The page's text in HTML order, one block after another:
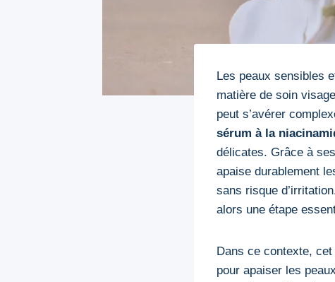
Les peaux sensibles
matière de soin
peut s’avérer
sérum à la
délicates. Grâce à
apaise durablement
sans risque
alors une étape
Dans ce contexte,
pour apaiser les